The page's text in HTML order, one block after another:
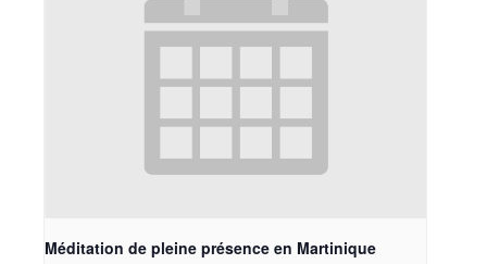
Méditation de pleine présence en Martinique